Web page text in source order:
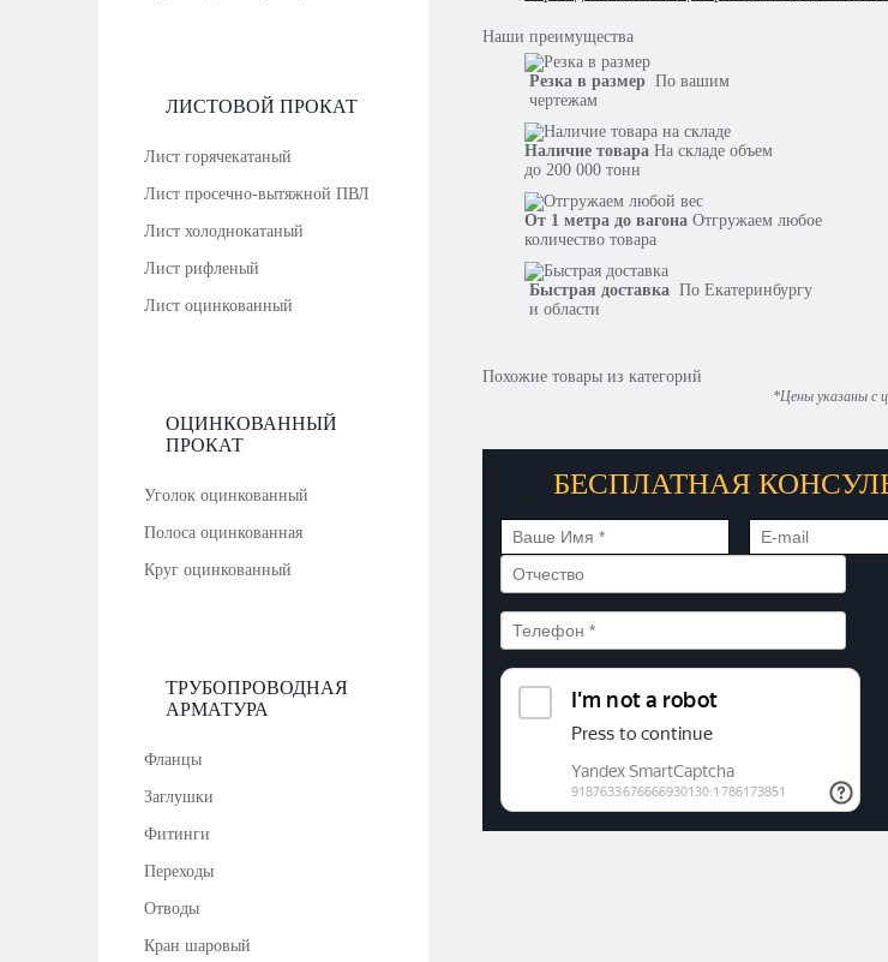
ЛИСТОВОЙ ПРОКАТ
Лист горячекатаный
Лист просечно-вытяжной ПВЛ
Лист холоднокатаный
Лист рифленый
Лист оцинкованный
ОЦИНКОВАННЫЙ
ПРОКАТ
Уголок оцинкованный
Полоса оцинкованная
Круг оцинкованный
ТРУБОПРОВОДНАЯ
АРМАТУРА
Фланцы
Заглушки
Фитинги
Переходы
Отводы
Кран шаровый
Наши преимущества
Резка в размер По вашим
чертежам
Наличие товара На складе объем
до 200 000 тонн
От 1 метра до вагона Отгружаем любое
количество товара
Быстрая доставка По Екатеринбургу
и области
Похожие товары из категорий
*Цены указаны с
БЕСПЛАТНАЯ